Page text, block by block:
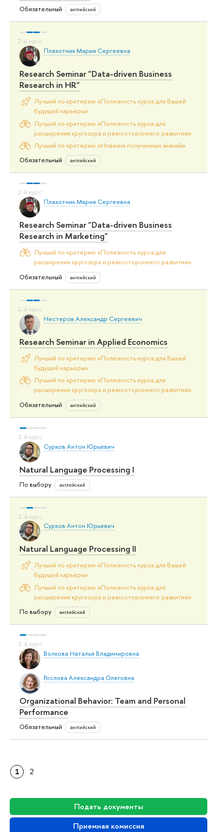
Подать документы
Приемная комиссия
Обязательный английский
Плахотник Мария Сергеевна
Research Seminar "Data-driven Business
Research in HR"
Лучший по критерию «Полезность курса для Вашей
будущей карьеры»
Лучший по критерию «Полезность курса для
расширения кругозора и разностороннего развития»
Лучший по критерию «Новизна полученных знаний»
Обязательный
английский
Плахотник Мария Сергеевна
Research Seminar "Data-driven Business
Research in Marketing"
Лучший по критерию «Полезность курса для
расширения кругозора и разностороннего развития»
Обязательный
английский
Нестеров Александр Сергеевич
Research Seminar in Applied Economics
Лучший по критерию «Полезность курса для Вашей
будущей карьеры»
Лучший по критерию «Полезность курса для
расширения кругозора и разностороннего развития»
Обязательный
английский
Сурков Антон Юрьевич
Natural Language Processing I
По выбору английский
Сурков Антон Юрьевич
Natural Language Processing II
Лучший по критерию «Полезность курса для Вашей
будущей карьеры»
Лучший по критерию «Полезность курса для
расширения кругозора и разностороннего развития»
По выбору
английский
Волкова Наталья Владимировна
Рослова Александра Олеговна
Organizational Behavior: Team and Personal
Performance
Обязательный английский
1 2